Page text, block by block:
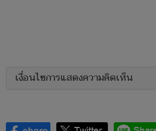
เงื่อนไขการแสดงความคิดเห็น